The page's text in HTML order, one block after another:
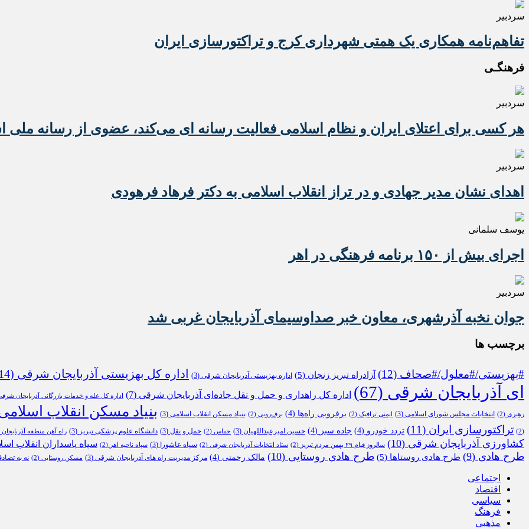
سردبیر
تفاهم‌نامه همکاری یک همتی شهرداری کرج و تراکتورسازی ایران
فرهنگـی
سردبیر
هر کسی برای اعتلای ایران و نظام اسلامی فعالیت رسانه ای می‌کند، عضوی از رسانه
سردبیر
اهدای نشان مدیر جهادی و در تراز انقلاب اسلامی به دکتر فرهاد فرهودی
یوسف سلمانی
اجرای بیش از ۱۵۰ برنامه فرهنگی در اهر
سردبیر
جوان نخبه آذرشهری، معاون خبر صداوسیمای آذربایجان غربی شد
برچسب ها
#بهزیستی/#معلول/#صحاف (12) آزادراه تبریز زنجان (5) اداره بهزیستی آذربایجان شرقی (3) اداره کل بهزیستی آذربایجان شرقی (14)
ای آذربایجان شرقی (67) اداره کل راهداری و حمل و نقل جاده‌ای آذربایجان شرقی (7) اداره کل غله و خدمات بازرگانی آذربایجان
رهبری (2) انتخابات مجلس شورای اسلامی (3) ایمنی ترافیک (2) برفروبی راه‌ها (4) برف‌روبی (2) بنیاد مسکن انقلاب اسلامی (3) بنیاد مسکن انقلاب
(2) تراکتورسازی ایران (11) تردد خودرو (4) جاده سبز (4) حسین امیرعبداللهیان (3) حماس (2) حمل و نقل (3) دانشگاه علوم پزشکی تبریز (3) راه آهن منطقه آذربایجان
کشاورزی آذربایجان شرقی (10) سالروز قیام ۲۹ بهمن مردم تبریز (2) ستاد انتخابات آذربایجان شرقی (2) سپاه عاشورا (3) سپاه ناحیه اهر (2) سپاه پاسداران انقلاب
طرح هادی (9) طرح هادی روستاها (5) طرح هادی روستایی (10) مالک رحمتی (4) مرکز مدیریت راه های آذربایجان شرقی (3) مسکن روستایی (2) نه به
اجتماعی
اقتصاد
سیاسی
فرهنگ
مذهبی